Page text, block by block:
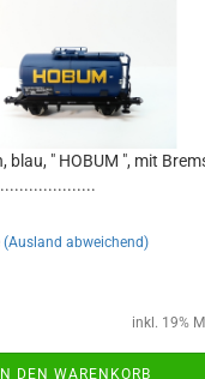
blau, " HOBUM ", mit
(Ausland abweichend)
inkl. 19%
IN DEN WARENKORB